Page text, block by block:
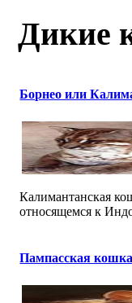
Дикие
Борнео или
Калимантанская
относящемся к
Пампасская